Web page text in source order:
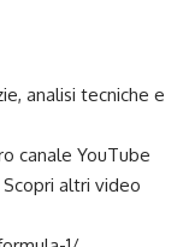
analisi tecniche e
canale YouTube
Scopri altri video